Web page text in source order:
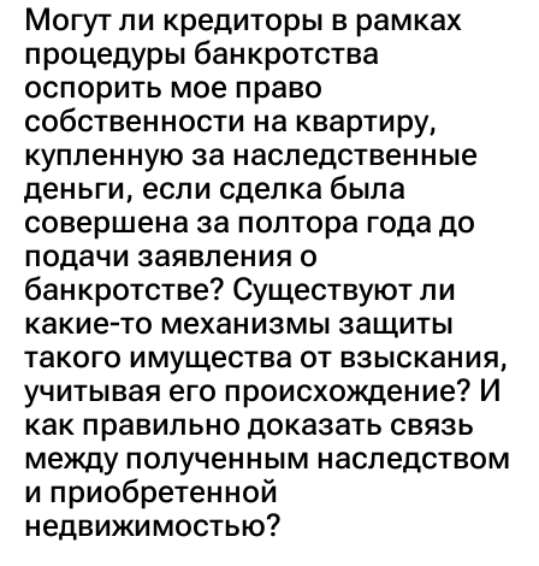
Могут ли кредиторы в рамках
процедуры банкротства
оспорить мое право
собственности на квартиру,
купленную за наследственные
деньги, если сделка была
совершена за полтора года до
подачи заявления о
банкротстве? Существуют ли
какие-то механизмы защиты
такого имущества от взыскания,
учитывая его происхождение? И
как правильно доказать связь
между полученным наследством
и приобретенной
недвижимостью?